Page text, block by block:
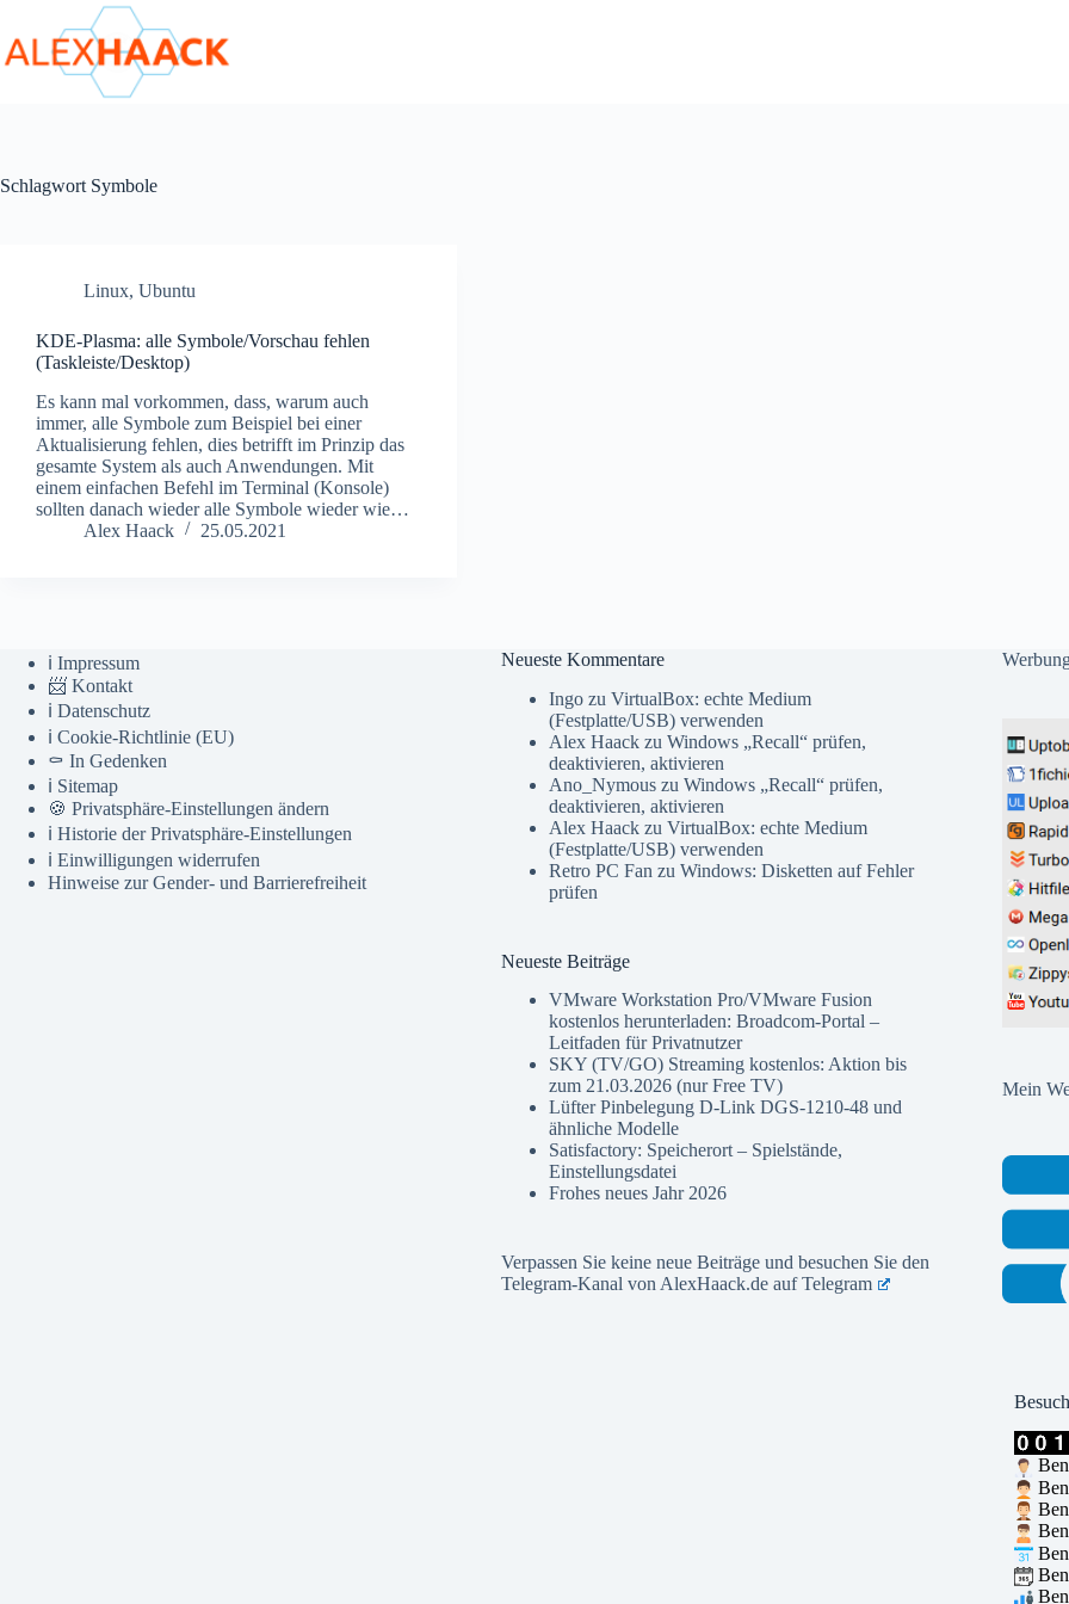
springen
Schlagwort Symbole
Linux, Ubuntu
KDE-Plasma: alle Symbole/Vorschau fehlen
(Taskleiste/Desktop)
Es kann mal vorkommen, dass, warum auch
immer, alle Symbole zum Beispiel bei einer
Aktualisierung fehlen, dies betrifft im Prinzip das
gesamte System als auch Anwendungen. Mit
einem einfachen Befehl im Terminal (Konsole)
sollten danach wieder alle Symbole wieder wie…
Alex Haack
25.05.2021
ℹ️ Impressum
📨 Kontakt
ℹ️ Datenschutz
ℹ️ Cookie-Richtlinie (EU)
⚰️ In Gedenken
ℹ️ Sitemap
🍪 Privatsphäre-Einstellungen ändern
ℹ️ Historie der Privatsphäre-Einstellungen
ℹ️ Einwilligungen widerrufen
Hinweise zur Gender- und Barrierefreiheit
Neueste Kommentare
Ingozu VirtualBox: echte Medium
(Festplatte/USB) verwenden
Alex Haackzu Windows „Recall“ prüfen,
deaktivieren, aktivieren
Ano_Nymouszu Windows „Recall“ prüfen,
deaktivieren, aktivieren
Alex Haackzu VirtualBox: echte Medium
(Festplatte/USB) verwenden
Retro PC Fan zu Windows: Disketten auf Fehler
prüfen
Neueste Beiträge
VMware Workstation Pro/VMware Fusion
kostenlos herunterladen: Broadcom-Portal –
Leitfaden für Privatnutzer
SKY (TV/GO) Streaming kostenlos: Aktion bis
zum 21.03.2026 (nur Free TV)
Lüfter Pinbelegung D-Link DGS-1210-48 und
ähnliche Modelle
Satisfactory: Speicherort – Spielstände,
Einstellungsdatei
Frohes neues Jahr 2026
Verpassen Sie keine neue Beiträge und besuchen Sie den
Telegram-Kanal von AlexHaack.de aufTelegram
Mein